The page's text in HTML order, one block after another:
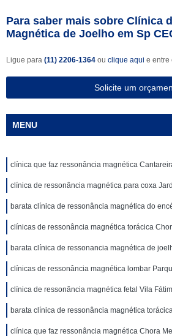
Para saber mais sobre Clínica
Magnética de Joelho em Sp
Ligue para (11) 2206-1364 ou clique aqui e entre
Solicite um
MENU
clínica que faz ressonância magnética
clínica de ressonância magnética para coxa
barata clínica de ressonância magnética do
clínicas de ressonância magnética torácica
barata clínica de ressonancia magnética de
clínicas de ressonância magnética lombar
clínica de ressonância magnética fetal Vila
barata clínica de ressonância magnética
clínica que faz ressonância magnética Chora